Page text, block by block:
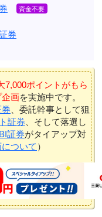
券
7,000ポイントがもら
企画を実施中です。
、委託幹事として狙
証券 、そして落選し
証券がタイアップ対
ついて ）